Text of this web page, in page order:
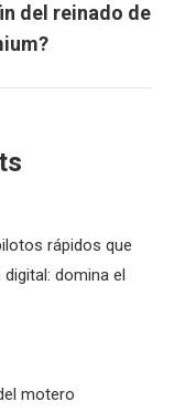
del reinado de
rápidos que
domina el
motero